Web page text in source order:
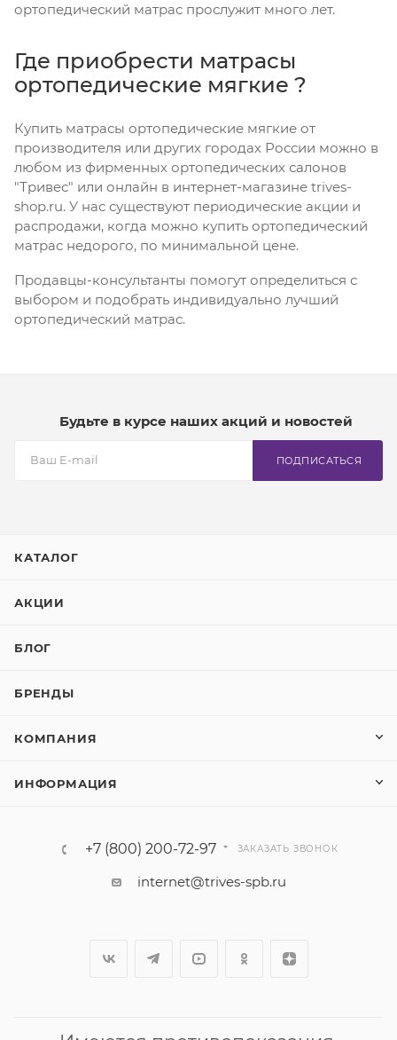
ортопедический матрас прослужит много лет.
Где приобрести матрасы
ортопедические мягкие ?
Купить матрасы ортопедические мягкие от
производителя или других городах России можно в
любом из фирменных ортопедических салонов
"Тривес" или онлайн в интернет-магазине trives-
shop.ru. У нас существуют периодические акции и
распродажи, когда можно купить ортопедический
матрас недорого, по минимальной цене.
Продавцы-консультанты помогут определиться с
выбором и подобрать индивидуально лучший
ортопедический матрас.
Будьте в курсе наших акций и новостей
ПОДПИСАТЬСЯ
КАТАЛОГ
АКЦИИ
БЛОГ
БРЕНДЫ
КОМПАНИЯ
ИНФОРМАЦИЯ
+7 (800) 200-72-97 ЗАКАЗАТЬ ЗВОНОК
internet@trives-spb.ru